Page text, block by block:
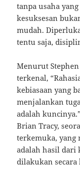
tanpa usaha
kesuksesan
mudah.
tentu saja,
Menurut
terkenal,
kebiasaan yang
menjalankan
adalah
Brian Tracy,
terkemuka, yang
adalah hasil dari
dilakukan secara